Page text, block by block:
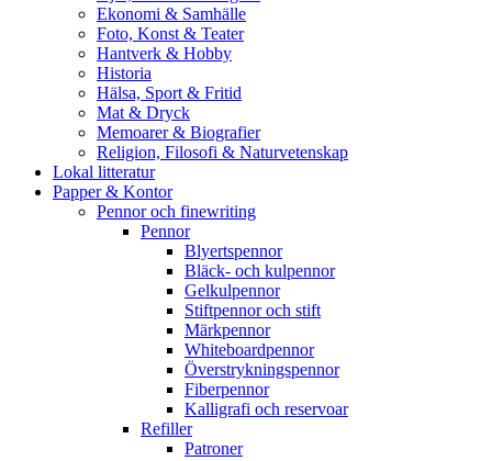
Ekonomi & Samhälle
Foto, Konst & Teater
Hantverk & Hobby
Historia
Hälsa, Sport & Fritid
Mat & Dryck
Memoarer & Biografier
Religion, Filosofi & Naturvetenskap
Lokal litteratur
Papper & Kontor
Pennor och finewriting
Pennor
Blyertspennor
Bläck- och kulpennor
Gelkulpennor
Stiftpennor och stift
Märkpennor
Whiteboardpennor
Överstrykningspennor
Fiberpennor
Kalligrafi och reservoar
Refiller
Patroner